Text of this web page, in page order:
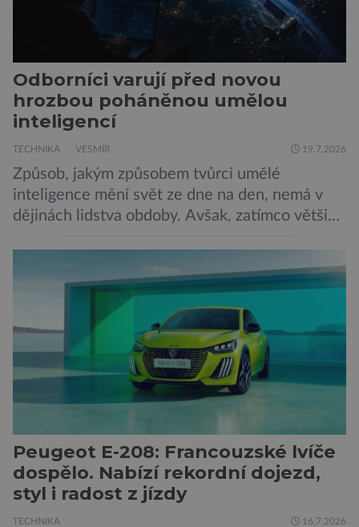
Odborníci varují před novou
hrozbou poháněnou umělou
inteligencí
TECHNIKA VESMÍR 19.7.2026
Způsob, jakým způsobem tvůrci umělé
inteligence mění svět ze dne na den, nemá v
dějinách lidstva obdoby. Avšak, zatímco většina
bezpečnostní experti upozorňují na mnohem
méně nápadné riziko. Podle některých
odborníků by už během příštích dvou let mohly
pokročilé systémy AI výrazně usnadnit
kybernetické útoky […]
Peugeot E-208: Francouzské lvíče
dospělo. Nabízí rekordní dojezd,
styl i radost z jízdy
TECHNIKA 16.7.2026